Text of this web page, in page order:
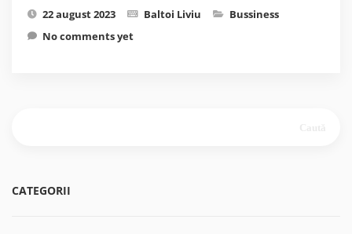
22 august 2023 Baltoi Liviu
Bussiness
No comments yet
CATEGORII